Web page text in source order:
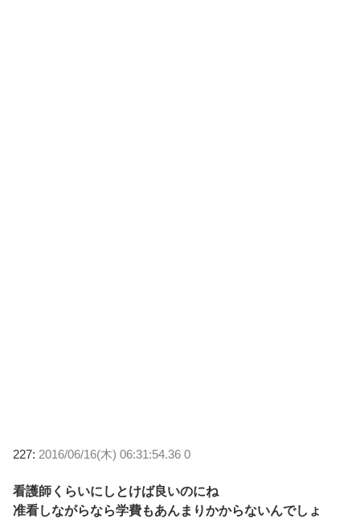
227: 2016/06/16(木) 06:31:54.36 0
看護師くらいにしとけば良いのにね
准看しながらなら学費もあんまりかからないんでしょ